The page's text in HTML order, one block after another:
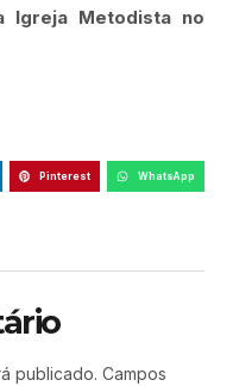
Igreja Metodista no
Pinterest WhatsApp
publicado. Campos